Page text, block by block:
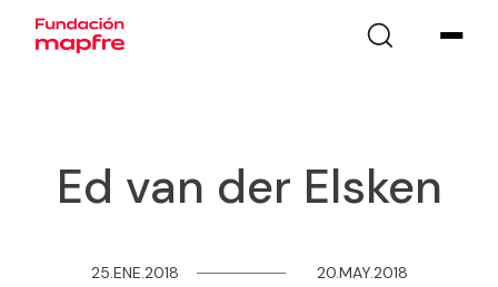
Ed van der Elsken
25.ENE.2018 ────────20.MAY.2018